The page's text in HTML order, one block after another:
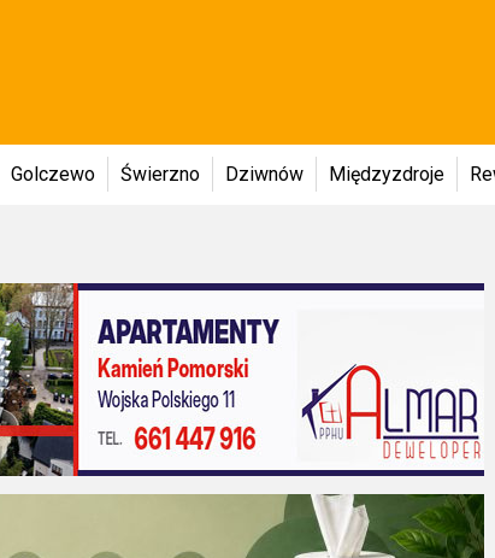
Golczewo Świerzno Dziwnów Międzyzdroje